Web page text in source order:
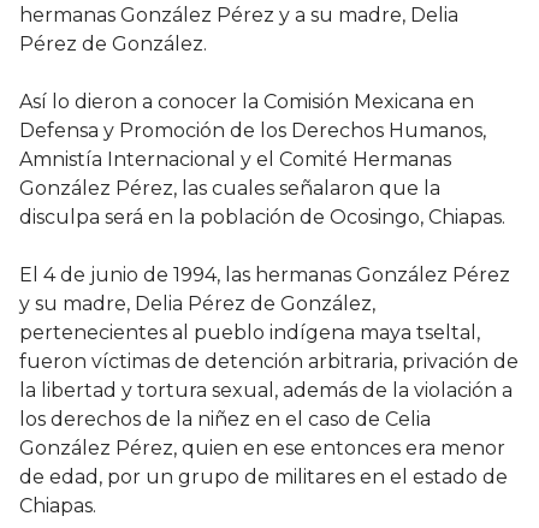
hermanas González Pérez y a su madre, Delia
Pérez de González.
Así lo dieron a conocer la Comisión Mexicana en
Defensa y Promoción de los Derechos Humanos,
Amnistía Internacional y el Comité Hermanas
González Pérez, las cuales señalaron que la
disculpa será en la población de Ocosingo, Chiapas.
El 4 de junio de 1994, las hermanas González Pérez
y su madre, Delia Pérez de González,
pertenecientes al pueblo indígena maya tseltal,
fueron víctimas de detención arbitraria, privación de
la libertad y tortura sexual, además de la violación a
los derechos de la niñez en el caso de Celia
González Pérez, quien en ese entonces era menor
de edad, por un grupo de militares en el estado de
Chiapas.